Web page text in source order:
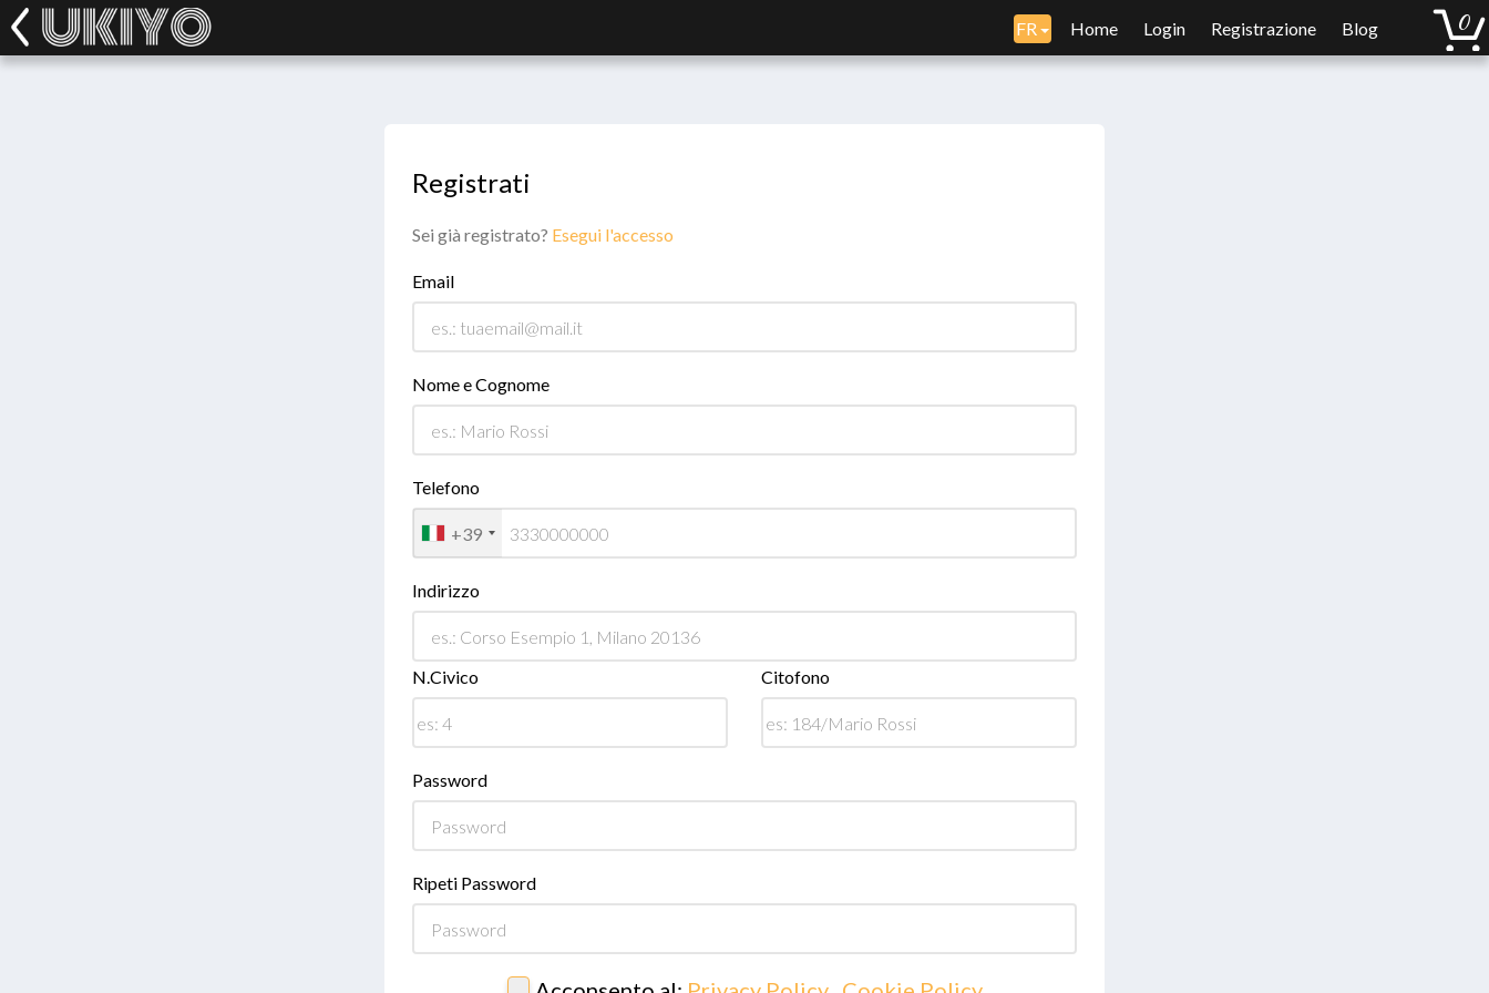
FR Home Login Registrazione Blog
Registrati
Sei già registrato? Esegui l'accesso
Email
Nome e Cognome
Telefono
+39
Indirizzo
N.Civico Citofono
Password
Ripeti Password